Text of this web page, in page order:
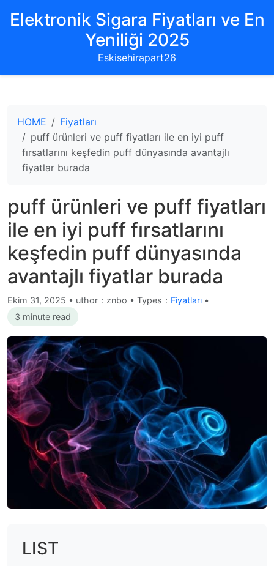
Elektronik Sigara Fiyatları ve En
Yeniliği 2025
Eskisehirapart26
HOME
Fiyatları
puff ürünleri ve puff fiyatları ile en iyi puff
fırsatlarını keşfedin puff dünyasında avantajlı
fiyatlar burada
puff ürünleri ve puff fiyatları
ile en iyi puff fırsatlarını
keşfedin puff dünyasında
avantajlı fiyatlar burada
Ekim 31, 2025 • uthor：znbo • Types： Fiyatları •
3 minute read
LIST